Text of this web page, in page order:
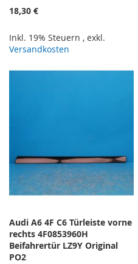
18,30 €
Inkl. 19% Steuern , exkl.
Versandkosten
Audi A6 4F C6 Türleiste vorne
rechts 4F0853960H
Beifahrertür LZ9Y Original
PO2